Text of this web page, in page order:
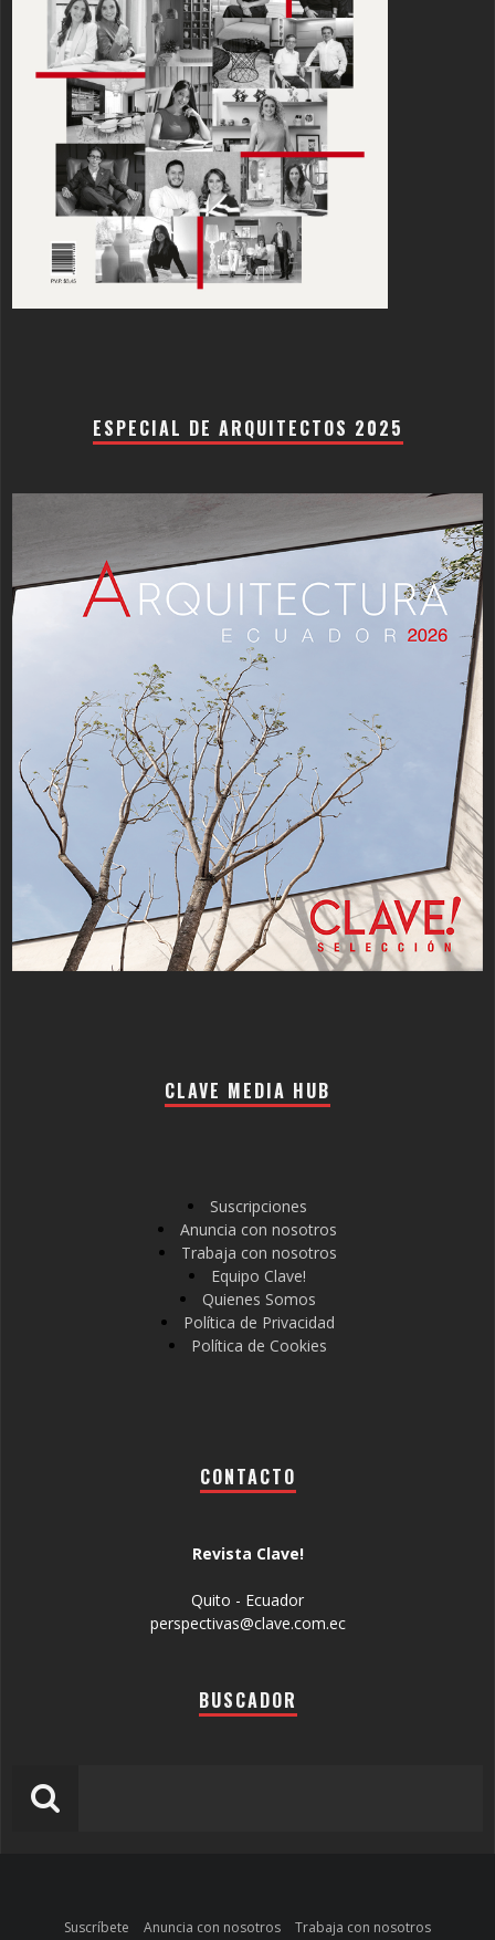
ESPECIAL DE ARQUITECTOS 2025
CLAVE MEDIA HUB
Suscripciones
Anuncia con nosotros
Trabaja con nosotros
Equipo Clave!
Quienes Somos
Política de Privacidad
Política de Cookies
CONTACTO
Revista Clave!
Quito - Ecuador
perspectivas@clave.com.ec
BUSCADOR
Suscríbete Anuncia con nosotros
Trabaja con nosotros